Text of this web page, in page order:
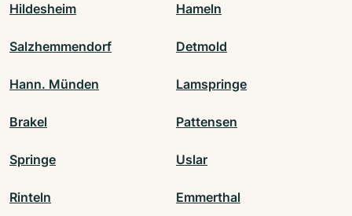
Hildesheim Hameln
Salzhemmendorf Detmold
Hann. Münden Lamspringe
Brakel Pattensen
Springe Uslar
Rinteln Emmerthal